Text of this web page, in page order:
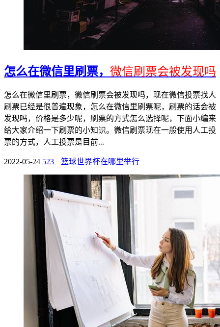
怎么在微信里刷票， 微信刷票会被发现吗
怎么在微信里刷票，微信刷票会被发现吗，现在微信投票找人
刷票已经是很普遍现象，怎么在微信里刷票呢，刷票的话会被
发现吗，价格是多少呢，刷票的方式怎么选择呢，下面小编来
给大家介绍一下刷票的小知识。微信刷票现在一般使用人工投
票的方式，人工投票是目前...
2022-05-24 523 篮球世界杯在哪里举行